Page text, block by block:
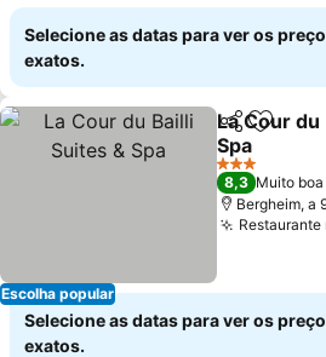
Selecione as datas para ver os
exatos.
Escolha popular
Partilhar
La Cour du
Spa
3 Estrelas
8,3 Muito boa
Bergheim, a
Selecione as datas para ver os
exatos.